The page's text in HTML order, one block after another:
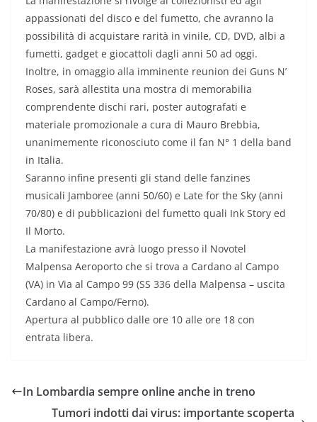
appassionati del disco e del fumetto, che avranno la
possibilità di acquistare rarità in vinile, CD, DVD, albi a
fumetti, gadget e giocattoli dagli anni 50 ad oggi.
Inoltre, in omaggio alla imminente reunion dei Guns N’
Roses, sarà allestita una mostra di memorabilia
comprendente dischi rari, poster autografati e
materiale promozionale a cura di Mauro Brebbia,
unanimemente riconosciuto come il fan N° 1 della band
in Italia.
Saranno infine presenti gli stand delle fanzines
musicali Jamboree (anni 50/60) e Late for the Sky (anni
70/80) e di pubblicazioni del fumetto quali Ink Story ed
Il Morto.
La manifestazione avrà luogo presso il Novotel
Malpensa Aeroporto che si trova a Cardano al Campo
(VA) in Via al Campo 99 (SS 336 della Malpensa – uscita
Cardano al Campo/Ferno).
Apertura al pubblico dalle ore 10 alle ore 18 con
entrata libera.
In Lombardia sempre online anche in treno
Tumori indotti dai virus: importante scoperta